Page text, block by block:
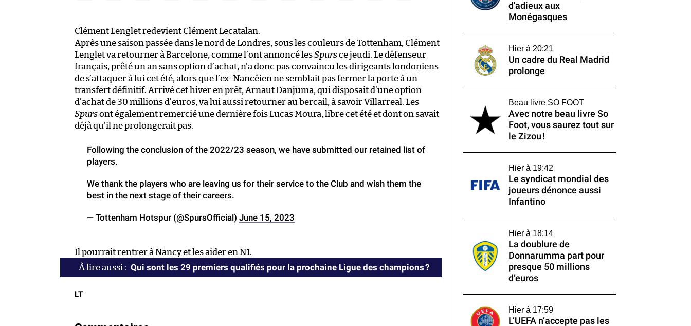
Clément Lenglet redevient Clément Lecatalan.
Après une saison passée dans le nord de Londres, sous les couleurs de Tottenham, Clément
Lenglet va retourner à Barcelone, comme l’ont annoncé lesSpursce jeudi. Le défenseur
français, prêté un an sans option d’achat, n’a donc pas convaincu les dirigeants londoniens
de s’attaquer à lui cet été, alors que l’ex-Nancéien ne semblait pas fermer la porte à un
transfert définitif. Arrivé cet hiver en prêt, Arnaut Danjuma, qui disposait d’une option
d’achat de 30 millions d’euros, va lui aussi retourner au bercail, à savoir Villarreal. Les
Spursont également remercié une dernière fois Lucas Moura, libre cet été et dont on savait
déjà qu’il ne prolongerait pas.
Following the conclusion of the 2022/23 season, we have submitted our retained list of
players.
We thank the players who are leaving us for their service to the Club and wish them the
best in the next stage of their careers.
— Tottenham Hotspur (@SpursOfficial) June 15, 2023
Il pourrait rentrer à Nancy et les aider en N1.
Qui sont les 29 premiers qualifiés pour la prochaine Ligue des champions ?
LT
d'adieux aux
Monégasques
Hier à 20:21
Un cadre du Real Madrid
prolonge
Beau livre SO FOOT
Avec notre beau livre So
Foot, vous saurez tout sur
le Zizou !
Hier à 19:42
Le syndicat mondial des
joueurs dénonce aussi
Infantino
Hier à 18:14
La doublure de
Donnarumma part pour
presque 50 millions
d’euros
Hier à 17:59
L’UEFA n’accepte pas les